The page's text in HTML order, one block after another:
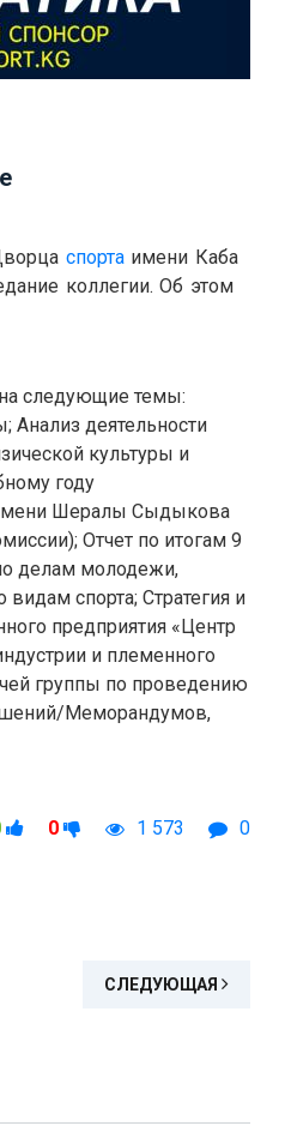
спортаимени Каба
коллегии. Об этом
следующие темы:
деятельности
культуры и
году
имени Шералы Сыдыкова
Отчет по итогам 9
делам молодежи,
спорта; Стратегия и
предприятия «Центр
и племенного
группы по проведению
Меморандумов,
0 1 573 0
СЛЕДУЮЩАЯ